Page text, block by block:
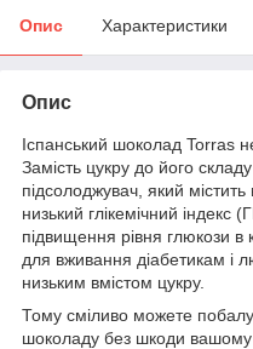
Опис Характеристики
Опис
Іспанський шоколад Torras
Замість цукру до його
підсолоджувач, який
низький глікемічний
підвищення рівня глюкози в
для вживання діабетикам і
низьким вмістом цукру.
Тому сміливо можете
шоколаду без шкоди вашому